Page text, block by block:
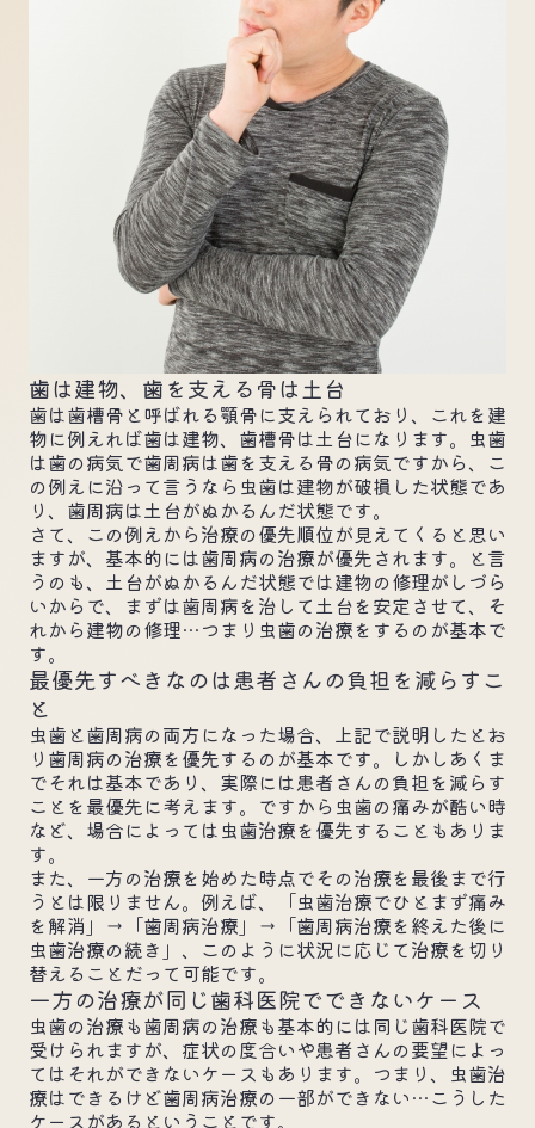
歯は建物、歯を支える骨は土台
歯は歯槽骨と呼ばれる顎骨に支えられており、これを建
物に例えれば歯は建物、歯槽骨は土台になります。虫歯
は歯の病気で歯周病は歯を支える骨の病気ですから、こ
の例えに沿って言うなら虫歯は建物が破損した状態であ
り、歯周病は土台がぬかるんだ状態です。
さて、この例えから治療の優先順位が見えてくると思い
ますが、基本的には歯周病の治療が優先されます。と言
うのも、土台がぬかるんだ状態では建物の修理がしづら
いからで、まずは歯周病を治して土台を安定させて、そ
れから建物の修理…つまり虫歯の治療をするのが基本で
す。
最優先すべきなのは患者さんの負担を減らすこ
と
虫歯と歯周病の両方になった場合、上記で説明したとお
り歯周病の治療を優先するのが基本です。しかしあくま
でそれは基本であり、実際には患者さんの負担を減らす
ことを最優先に考えます。ですから虫歯の痛みが酷い時
など、場合によっては虫歯治療を優先することもありま
す。
また、一方の治療を始めた時点でその治療を最後まで行
うとは限りません。例えば、「虫歯治療でひとまず痛み
を解消」→「歯周病治療」→「歯周病治療を終えた後に
虫歯治療の続き」、このように状況に応じて治療を切り
替えることだって可能です。
一方の治療が同じ歯科医院でできないケース
虫歯の治療も歯周病の治療も基本的には同じ歯科医院で
受けられますが、症状の度合いや患者さんの要望によっ
てはそれができないケースもあります。つまり、虫歯治
療はできるけど歯周病治療の一部ができない…こうした
ケースがあるということです。